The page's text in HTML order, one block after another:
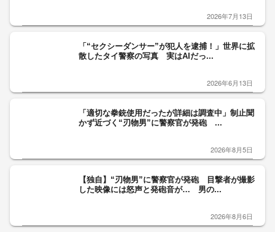
2026年7月13日
「“セクシーダンサー”が犯人を逮捕！」世界に拡
散したタイ警察の写真 実はAIだっ...
2026年6月13日
「適切な拳銃使用だったが詳細は調査中」制止聞
かず近づく“刃物男”に警察官が発砲 ...
2026年8月5日
【独自】“刃物男”に警察官が発砲 目撃者が撮影
した映像には怒声と発砲音が… 男の...
2026年8月6日